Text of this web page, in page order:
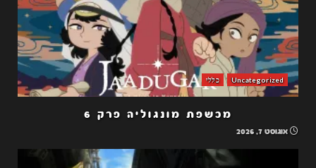
Uncategorized כללי
מכשפת מונגוליה פרק 6
אוגוסט 7, 2026